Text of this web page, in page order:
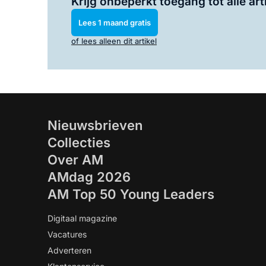
Lees 1 maand gratis
of lees alleen dit artikel
Nieuwsbrieven
Collecties
Over AM
AMdag 2026
AM Top 50 Young Leaders
Digitaal magazine
Vacatures
Adverteren